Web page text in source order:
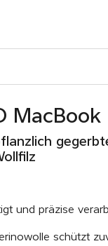
und präzise
schützt